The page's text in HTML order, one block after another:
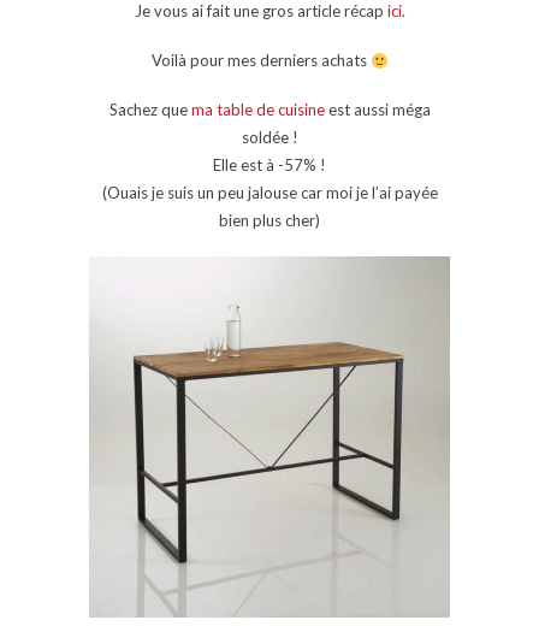
Je vous ai fait une gros article récap ici.
Voilà pour mes derniers achats
Sachez quema table de cuisineest aussi méga
soldée !
Elle est à -57% !
(Ouais je suis un peu jalouse car moi je l’ai payée
bien plus cher)